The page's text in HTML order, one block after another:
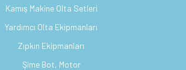
Kamış Makine Olta Setleri
Yardımcı Olta Ekipmanları
Zıpkın Ekipmanları
Şime Bot, Motor